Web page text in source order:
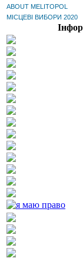
ABOUT MELITOPOL
МІСЦЕВІ ВИБОРИ 2020